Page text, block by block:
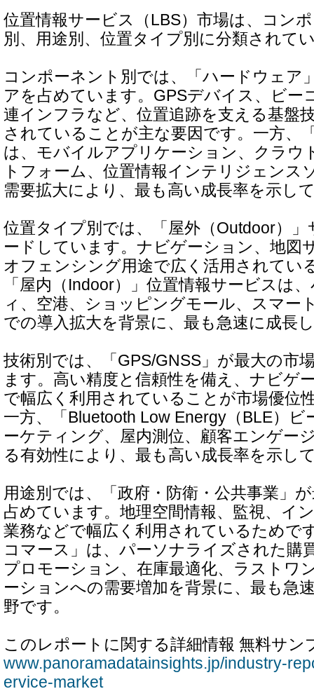
位置情報サービス（LBS）市場は、コン
別、用途別、位置タイプ別に分類されて
コンポーネント別では、「ハードウェア
アを占めています。GPSデバイス、ビー
連インフラなど、位置追跡を支える基盤
されていることが主な要因です。一方、
は、モバイルアプリケーション、クラウ
トフォーム、位置情報インテリジェンス
需要拡大により、最も高い成長率を示し
位置タイプ別では、「屋外（Outdoor）
ードしています。ナビゲーション、地図
オフェンシング用途で広く活用されてい
「屋内（Indoor）」位置情報サービスは
ィ、空港、ショッピングモール、スマー
での導入拡大を背景に、最も急速に成長
技術別では、「GPS/GNSS」が最大の市
ます。高い精度と信頼性を備え、ナビゲ
で幅広く利用されていることが市場優位
一方、「Bluetooth Low Energy（BLE）ビ
ーケティング、屋内測位、顧客エンゲー
る有効性により、最も高い成長率を示し
用途別では、「政府・防衛・公共事業」
占めています。地理空間情報、監視、イ
業務などで幅広く利用されているためで
コマース」は、パーソナライズされた購
プロモーション、在庫最適化、ラストワ
ーションへの需要増加を背景に、最も急
野です。
このレポートに関する詳細情報 無料サン
www.panoramadatainsights.jp/industry-
ervice-market